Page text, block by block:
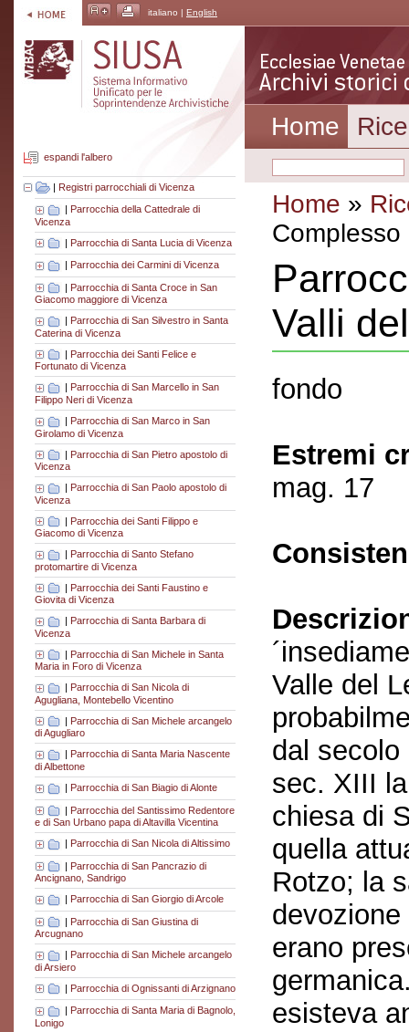
italiano | English
espandi l'albero
| Registri parrocchiali di Vicenza
| Parrocchia della Cattedrale di
Vicenza
| Parrocchia di Santa Lucia di Vicenza
Parrocchia dei Carmini di Vicenza
| Parrocchia di Santa Croce in San
Giacomo maggiore di Vicenza
Parrocchia di San Silvestro in Santa
Caterina di Vicenza
| Parrocchia dei Santi Felice e
Fortunato di Vicenza
Parrocchia di San Marcello in San
Filippo Neri di Vicenza
| Parrocchia di San Marco in San
Girolamo di Vicenza
| Parrocchia di San Pietro apostolo di
Vicenza
| Parrocchia di San Paolo apostolo di
Vicenza
| Parrocchia dei Santi Filippo e
Giacomo di Vicenza
| Parrocchia di Santo Stefano
protomartire di Vicenza
| Parrocchia dei Santi Faustino e
Giovita di Vicenza
Parrocchia di Santa Barbara di
Vicenza
| Parrocchia di San Michele in Santa
Maria in Foro di Vicenza
Parrocchia di San Nicola di
Agugliana, Montebello Vicentino
| Parrocchia di San Michele arcangelo
di Agugliaro
Parrocchia di Santa Maria Nascente
di Albettone
| Parrocchia di San Biagio di Alonte
| Parrocchia del Santissimo Redentore
e di San Urbano papa di Altavilla Vicentina
| Parrocchia di San Nicola di Altissimo
| Parrocchia di San Pancrazio di
Ancignano, Sandrigo
| Parrocchia di San Giorgio di Arcole
| Parrocchia di San Giustina di
Arcugnano
Parrocchia di San Michele arcangelo
di Arsiero
| Parrocchia di Ognissanti di Arzignano
Parrocchia di Santa Maria di Bagnolo,
Lonigo
Home
Home »
Valli
fondo
Estremi
mag. 17
Valle del
dal
sec. XIII
chiesa di
quella
Rotzo; la
erano
esisteva